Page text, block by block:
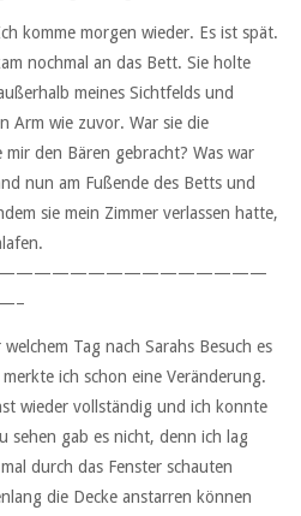
komme morgen wieder. Es ist spät.
nochmal an das Bett. Sie holte
meines Sichtfelds und
Arm wie zuvor. War sie die
den Bären gebracht? Was war
nun am Fußende des Betts und
sie mein Zimmer verlassen hatte,
Tag nach Sarahs Besuch es
ich schon eine Veränderung.
wieder vollständig und ich konnte
sehen gab es nicht, denn ich lag
durch das Fenster schauten
die Decke anstarren können